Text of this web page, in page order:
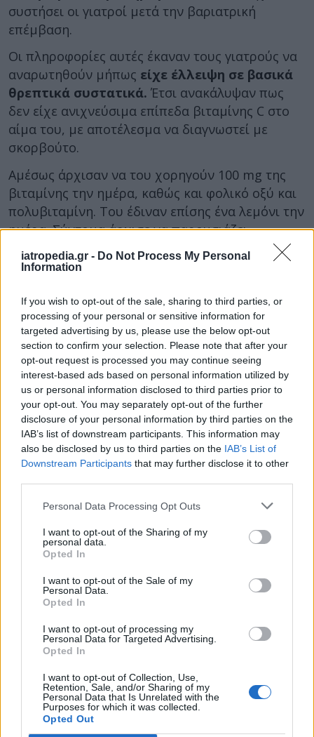
iatropedia.gr - Do Not Process My Personal
Information
If you wish to opt-out of the sale, sharing to third parties, or
processing of your personal or sensitive information for
targeted advertising by us, please use the below opt-out
section to confirm your selection. Please note that after your
opt-out request is processed you may continue seeing
interest-based ads based on personal information utilized by
us or personal information disclosed to third parties prior to
your opt-out. You may separately opt-out of the further
disclosure of your personal information by third parties on the
IAB’s list of downstream participants. This information may
also be disclosed by us to third parties on the IAB’s List of
Downstream Participants that may further disclose it to other
Personal Data Processing Opt Outs
I want to opt-out of the Sharing of my
personal data.
Opted In
I want to opt-out of the Sale of my
Personal Data.
Opted In
I want to opt-out of processing my
Personal Data for Targeted Advertising.
Opted In
I want to opt-out of Collection, Use,
Retention, Sale, and/or Sharing of my
Personal Data that Is Unrelated with the
Purposes for which it was collected.
Opted Out
συστήσει οι γιατροί μετά την βαριατρική
επέμβαση.
Οι πληροφορίες αυτές έκαναν τους γιατρούς να
αναρωτηθούν μήπως είχε έλλειψη σε βασικά
θρεπτικά συστατικά. Έτσι ανακάλυψαν πως
δεν είχε ανιχνεύσιμα επίπεδα βιταμίνης C στο
αίμα του, με αποτέλεσμα να διαγνωστεί με
σκορβούτο.
Αμέσως άρχισαν να του χορηγούν 100 mg της
βιταμίνης την ημέρα, καθώς και φολικό οξύ και
πολυβιταμίνη. Του έδιναν επίσης ένα λεμόνι την
ημέρα. Σύντομα άρχισε να παρουσιάζει
βελτίωση και τελικά πήρε εξιτήριο από το
νοσοκομείο.
Ένας μήνας αρκεί
Αν και αυτό είναι ένα περιστατικό, οι ειδικοί
τονίζουν πωςτο αυξημένο κόστος ζωής
πιθανώς προκαλεί και άλλαπου παραμένουν
αδιάγνωστα. Πόσο μάλλον πουοι πετέχειες
μπορεί να αναπτυχθούν μετά από μόλις 1
μήναδιατροφής με έλλειψη σε βιταμίνη C.
Είναι όμως σημαντικόνα ανιχνεύεται
εγκαίρως το σκορβούτο και να
αντιμετωπίζεται άμεσα. Ειδάλλωςμπορεί να
Εκτός από την κακής ποιότητας διατροφή και τις
βαριατρικές επεμβάσεις,
κινδύνου για σκορβούτο είναι:
Η αιμοκάθαρση
Ο αλκοολισμός
Προβλήματα ψυχικής υγείας
Διαταραχές πρόσληψης τροφής
Το σκορβούτο αντιμετωπίζεται εύκολα, με
δραματική βελτίωση να παρατηρείται
πρώτο 24ωρο θεραπείας,